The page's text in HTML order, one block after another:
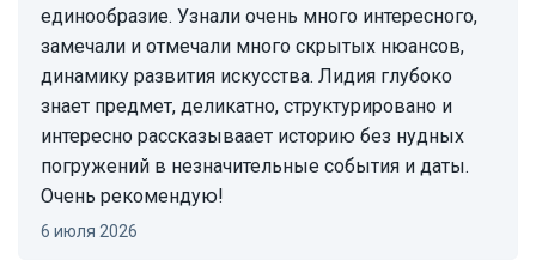
единообразие. Узнали очень много интересного,
замечали и отмечали много скрытых нюансов,
динамику развития искусства. Лидия глубоко
знает предмет, деликатно, структурировано и
интересно рассказываает историю без нудных
погружений в незначительные события и даты.
Очень рекомендую!
6 июля 2026